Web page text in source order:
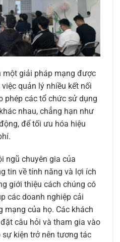
một giải pháp mạng được
quản lý nhiều kết nối
phép các tổ chức sử dụng
nhau, chẳng hạn như
để tối ưu hóa hiệu
ngũ chuyên gia của
tin về tính năng và lợi ích
giới thiệu cách chúng có
các doanh nghiệp cải
mạng của họ. Các khách
câu hỏi và tham gia vào
kiện trở nên tương tác